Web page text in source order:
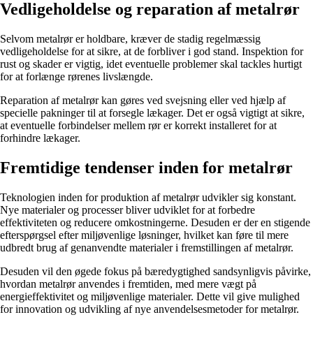
Vedligeholdelse og reparation af metalrør
Selvom metalrør er holdbare, kræver de stadig regelmæssig
vedligeholdelse for at sikre, at de forbliver i god stand. Inspektion for
rust og skader er vigtig, idet eventuelle problemer skal tackles hurtigt
for at forlænge rørenes livslængde.
Reparation af metalrør kan gøres ved svejsning eller ved hjælp af
specielle pakninger til at forsegle lækager. Det er også vigtigt at sikre,
at eventuelle forbindelser mellem rør er korrekt installeret for at
forhindre lækager.
Fremtidige tendenser inden for metalrør
Teknologien inden for produktion af metalrør udvikler sig konstant.
Nye materialer og processer bliver udviklet for at forbedre
effektiviteten og reducere omkostningerne. Desuden er der en stigende
efterspørgsel efter miljøvenlige løsninger, hvilket kan føre til mere
udbredt brug af genanvendte materialer i fremstillingen af metalrør.
Desuden vil den øgede fokus på bæredygtighed sandsynligvis påvirke,
hvordan metalrør anvendes i fremtiden, med mere vægt på
energieffektivitet og miljøvenlige materialer. Dette vil give mulighed
for innovation og udvikling af nye anvendelsesmetoder for metalrør.